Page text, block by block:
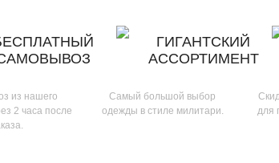
из нашего
2 часа после
ГИГАНТСКИЙ
АССОРТИМЕНТ
Самый большой выбор
одежды в стиле милитари.
для